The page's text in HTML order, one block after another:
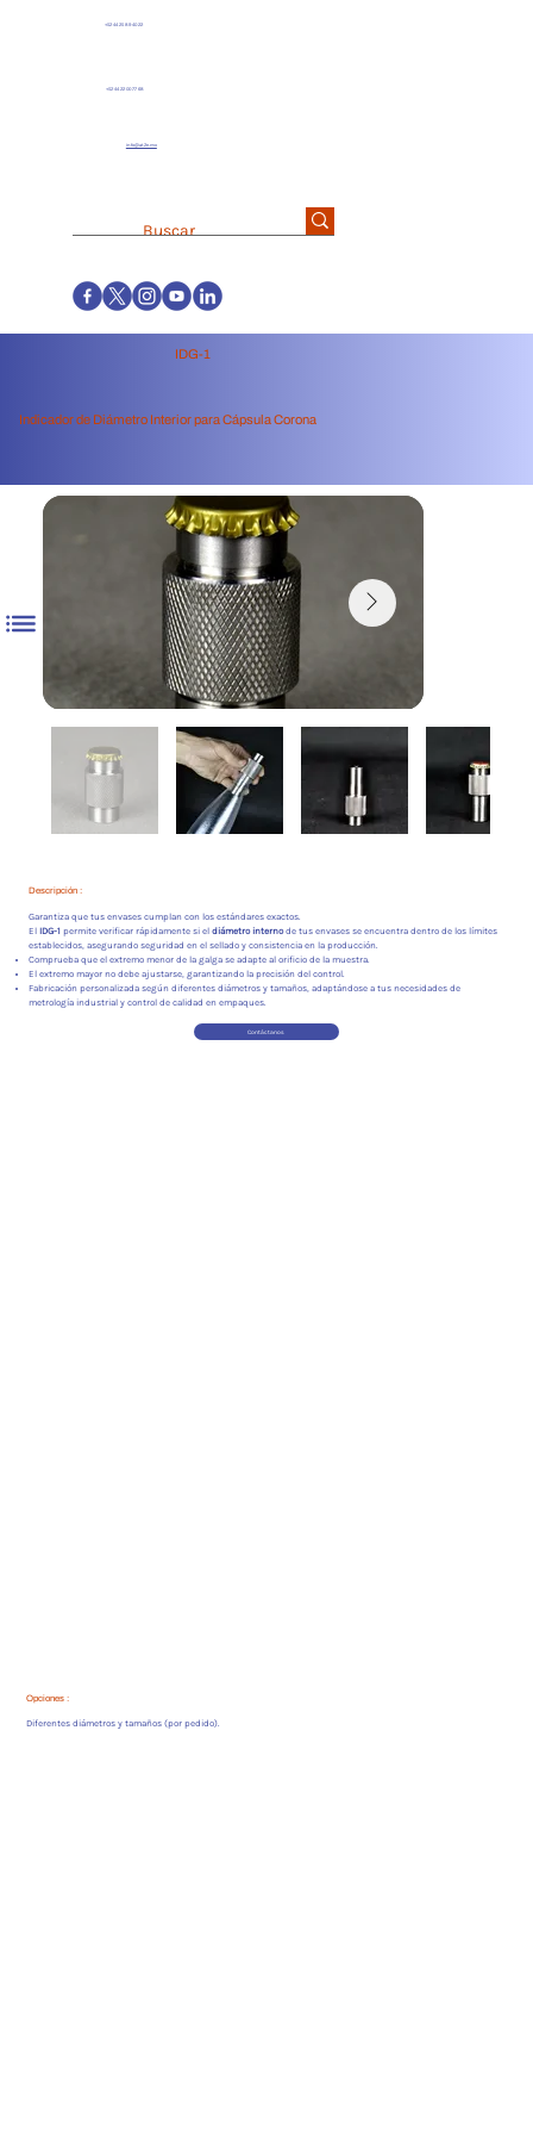
+52 44 25 89 40 22
+52 44 22 00 77 68
info@at2e.mx
IDG-1
Indicador de Diámetro Interior para Cápsula Corona
Descripción :
Garantiza que tus envases cumplan con los estándares exactos.
ElIDG-1 permite verificar rápidamente si eldiámetro internode tus envases se encuentra dentro de los límites
establecidos, asegurando seguridad en el sellado y consistencia en la producción.
Comprueba que el extremo menor de la galga se adapte al orificio de la muestra.
El extremo mayor no debe ajustarse, garantizando la precisión del control.
Fabricación personalizada según diferentes diámetros y tamaños, adaptándose a tus necesidades de
metrología industrial y control de calidad en empaques.
Contáctanos
Opciones :
Diferentes diámetros y tamaños (por pedido).